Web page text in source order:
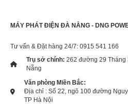
MÁY PHÁT ĐIỆN ĐÀ NẴNG - DNG
Tư vấn & Đặt hàng 24/7: 0915 541 166
Trụ sở chính: 262 đường 29 Tháng
Nẵng
Văn phòng Miền Bắc:
Địa chỉ : Số 22, ngõ 100 đường
TP Hà Nội